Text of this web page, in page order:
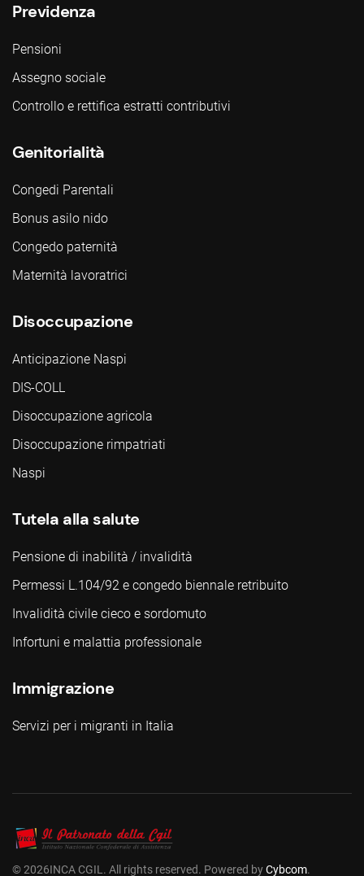
Previdenza
Pensioni
Assegno sociale
Controllo e rettifica estratti contributivi
Genitorialità
Congedi Parentali
Bonus asilo nido
Congedo paternità
Maternità lavoratrici
Disoccupazione
Anticipazione Naspi
DIS-COLL
Disoccupazione agricola
Disoccupazione rimpatriati
Naspi
Tutela alla salute
Pensione di inabilità / invalidità
Permessi L.104/92 e congedo biennale retribuito
Invalidità civile cieco e sordomuto
Infortuni e malattia professionale
Immigrazione
Servizi per i migranti in Italia
©2026INCA CGIL. All rights reserved. Powered byCybcom.